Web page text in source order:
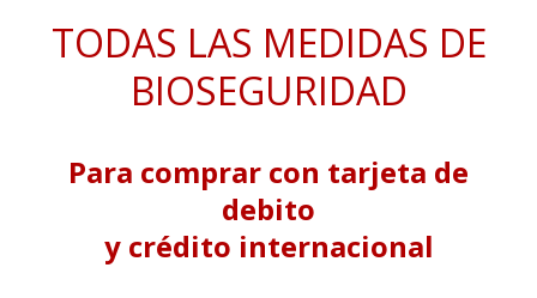
TODAS LAS MEDIDAS DE
BIOSEGURIDAD
Para comprar con tarjeta de
debito
y crédito internacional